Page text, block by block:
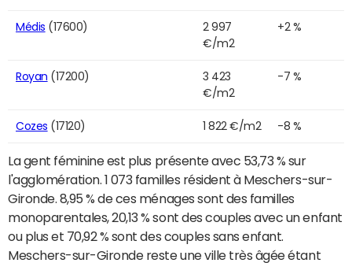
Médis (17600)
2 997
€/m2
+2 %
Royan (17200)
3 423
€/m2
-7 %
Cozes (17120) 1 822 €/m2 -8 %
La gent féminine est plus présente avec 53,73 % sur
l'agglomération. 1 073 familles résident à Meschers-sur-
Gironde. 8,95 % de ces ménages sont des familles
monoparentales, 20,13 % sont des couples avec un enfant
ou plus et 70,92 % sont des couples sans enfant.
Meschers-sur-Gironde reste une ville très âgée étant